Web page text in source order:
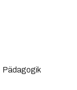
Pädagogik